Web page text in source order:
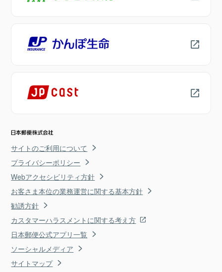
サイトのご利用について
プライバシーポリシー
Webアクセシビリティ方針
お客さま本位の業務運営に関する基本方針
勧誘方針
カスタマーハラスメントに関する考え方
日本郵便公式アプリ一覧
ソーシャルメディア
サイトマップ